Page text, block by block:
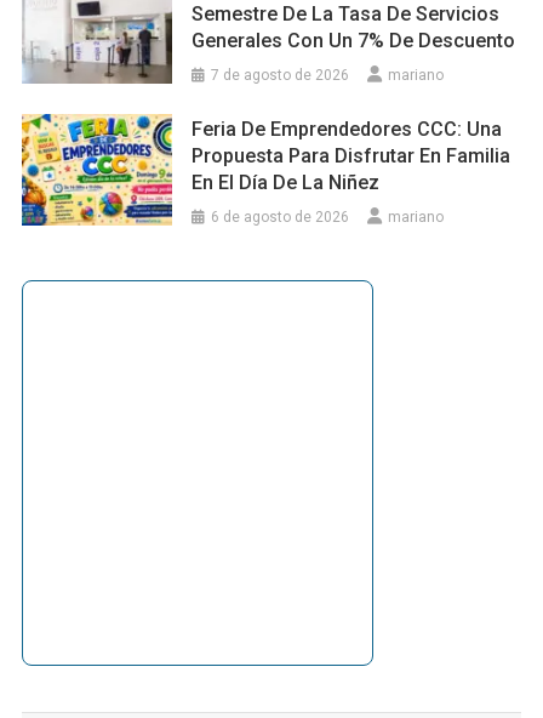
Semestre De La Tasa De Servicios
Generales Con Un 7% De Descuento
7 de agosto de 2026 mariano
Feria De Emprendedores CCC: Una
Propuesta Para Disfrutar En Familia
En El Día De La Niñez
6 de agosto de 2026 mariano